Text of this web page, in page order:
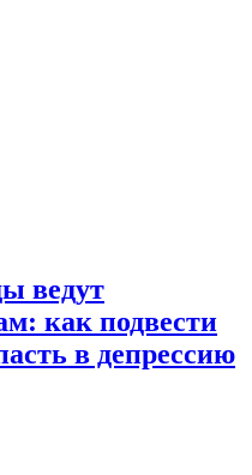
ведут
как подвести
в депрессию